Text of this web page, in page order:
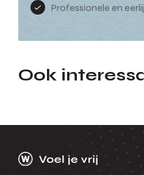
Professionele en
Ook